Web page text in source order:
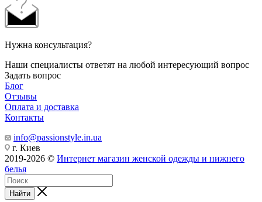
Нужна консультация?
Наши специалисты ответят на любой интересующий вопрос
Задать вопрос
Блог
Отзывы
Оплата и доставка
Контакты
info@passionstyle.in.ua
г. Киев
2019-2026 © Интернет магазин женской одежды и нижнего
белья
Найти